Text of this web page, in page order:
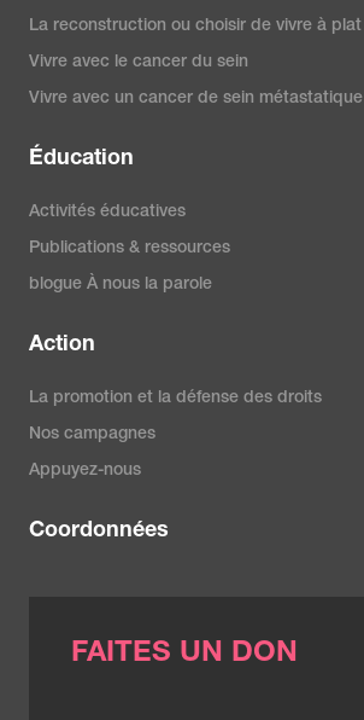
La reconstruction ou choisir de vivre à plat
Vivre avec le cancer du sein
Vivre avec un cancer de sein métastatique
Éducation
Activités éducatives
Publications & ressources
blogue À nous la parole
Action
La promotion et la défense des droits
Nos campagnes
Appuyez-nous
Coordonnées
FAITES UN DON